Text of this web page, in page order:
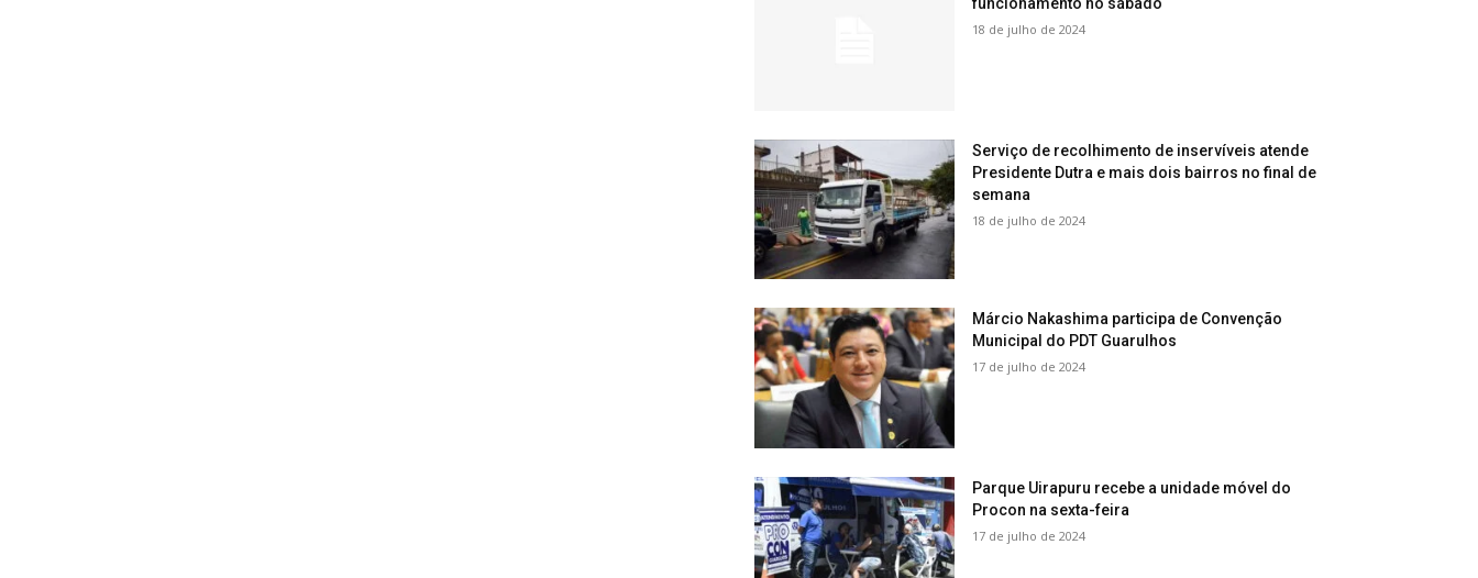
funcionamento no sábado
18 de julho de 2024
Serviço de recolhimento de inservíveis atende
Presidente Dutra e mais dois bairros no final de
semana
18 de julho de 2024
Márcio Nakashima participa de Convenção
Municipal do PDT Guarulhos
17 de julho de 2024
Parque Uirapuru recebe a unidade móvel do
Procon na sexta-feira
17 de julho de 2024